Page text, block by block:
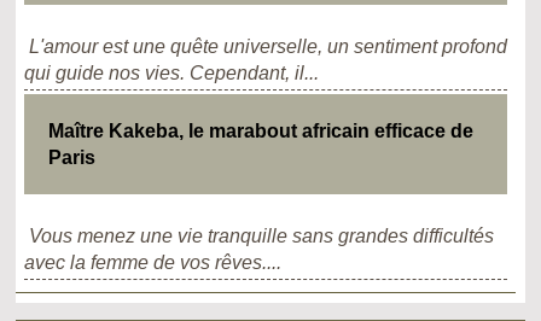
L'amour est une quête universelle, un sentiment profond
qui guide nos vies. Cependant, il...
Maître Kakeba, le marabout africain efficace de
Paris
Vous menez une vie tranquille sans grandes difficultés
avec la femme de vos rêves....